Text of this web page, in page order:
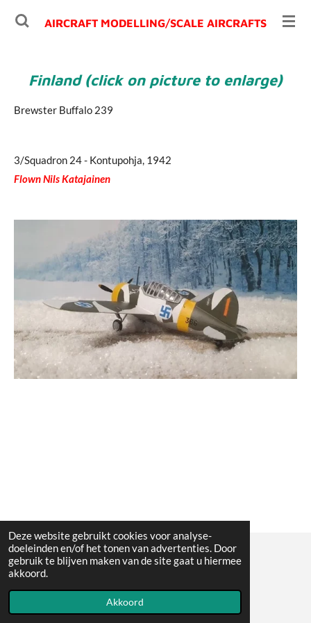
Deze website gebruikt cookies voor analyse-
doeleinden en/of het tonen van advertenties. Door
gebruik te blijven maken van de site gaat u hiermee
akkoord.
Akkoord
Ga
AIRCRAFT MODELLING/SCALE AIRCRAFTS
Finland(click on picture to enlarge)
Brewster Buffalo 239
3/Squadron 24 - Kontupohja, 1942
Flown Nils Katajainen
© All the pictures on this website are copywright protected